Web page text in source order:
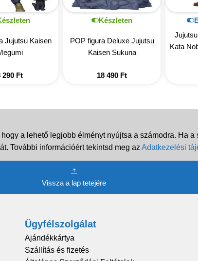
Jujutsu Kaisen
290 Ft
Készleten
POP figura Deluxe Jujutsu
Kaisen Sukuna
18 490 Ft
Kata
a lehető legjobb élményt nyújtsa a számodra. Ha
További információért tekintsd meg az Adatkezelési
Vissza a lap tetejére
Ügyfélszolgálat
Ajándékkártya
Szállítás és fizetés